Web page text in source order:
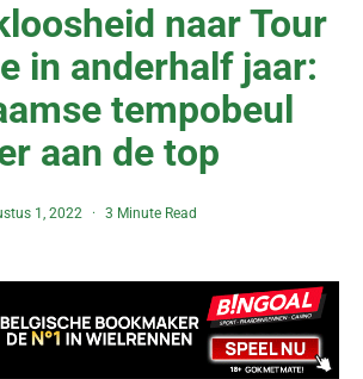
naar Tour
in anderhalf jaar:
tempobeul
aan de top
1, 2022 3 Minute Read